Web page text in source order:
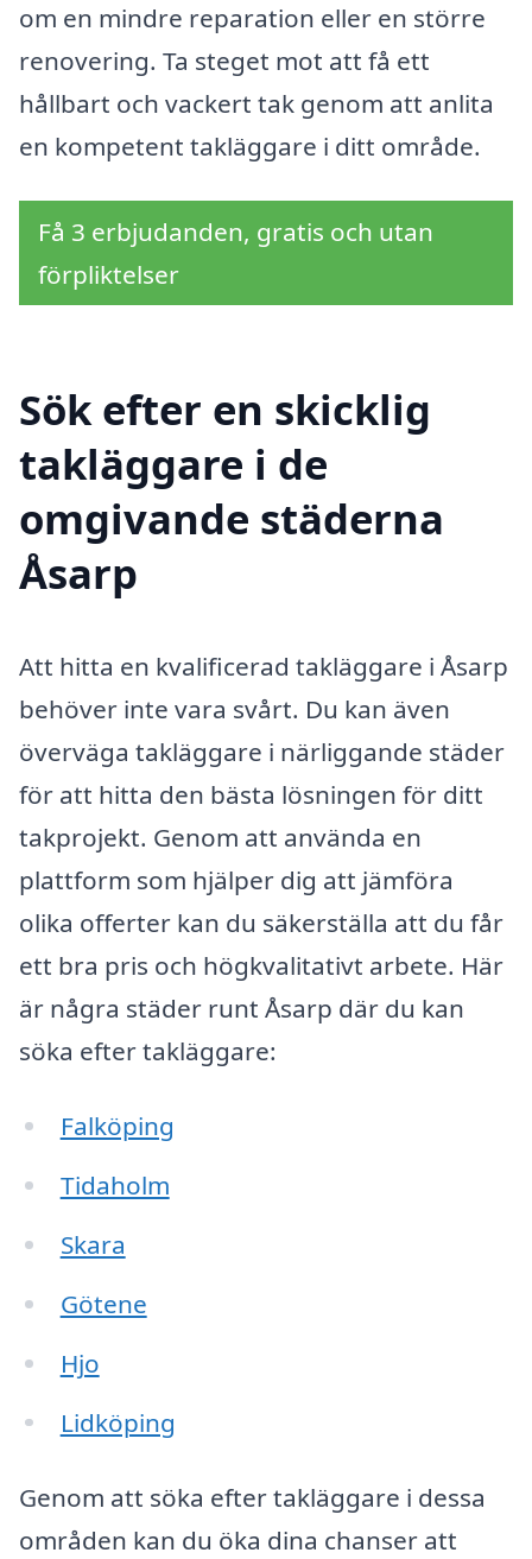
om en mindre reparation eller en större
renovering. Ta steget mot att få ett
hållbart och vackert tak genom att anlita
en kompetent takläggare i ditt område.
Få 3 erbjudanden, gratis och utan
förpliktelser
Sök efter en skicklig
takläggare i de
omgivande städerna
Åsarp
Att hitta en kvalificerad takläggare i Åsarp
behöver inte vara svårt. Du kan även
överväga takläggare i närliggande städer
för att hitta den bästa lösningen för ditt
takprojekt. Genom att använda en
plattform som hjälper dig att jämföra
olika offerter kan du säkerställa att du får
ett bra pris och högkvalitativt arbete. Här
är några städer runt Åsarp där du kan
söka efter takläggare:
Falköping
Tidaholm
Skara
Götene
Hjo
Lidköping
Genom att söka efter takläggare i dessa
områden kan du öka dina chanser att